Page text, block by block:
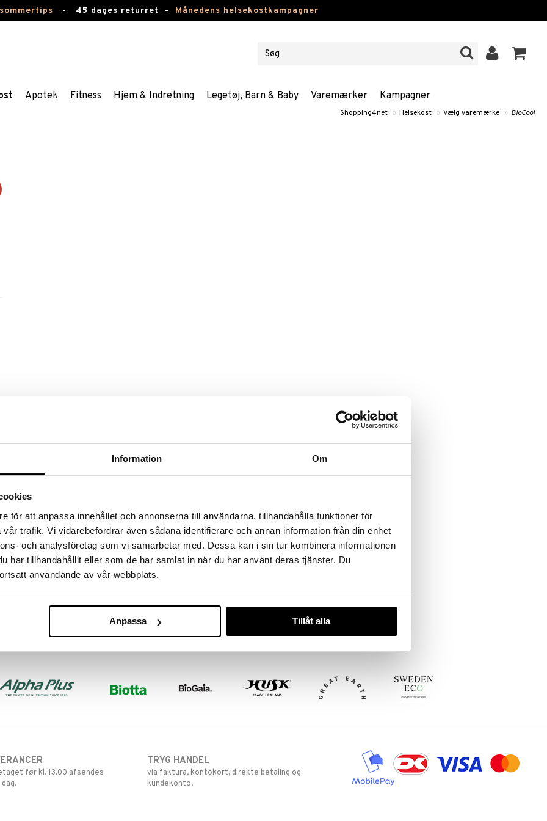
Information Om
för att anpassa innehållet och annonserna till användarna, tillhandahålla funktioner för
trafik. Vi vidarebefordrar även sådana identifierare och annan information från din enhet
och analysföretag som vi samarbetar med. Dessa kan i sin tur kombinera informationen
har tillhandahållit eller som de har samlat in när du har använt deras tjänster. Du
användande av vår webbplats.
Anpassa Tillåt alla
- 45 dages returret - Månedens helsekostkampagner
Apotek Fitness Hjem & Indretning Legetøj, Barn & Baby Varemærker Kampagner
Shopping4net » Helsekost » Vælg varemærke » BioCool
før kl. 13.00 afsendes
TRYG HANDEL
via faktura, kontokort, direkte betaling og
kundekonto.